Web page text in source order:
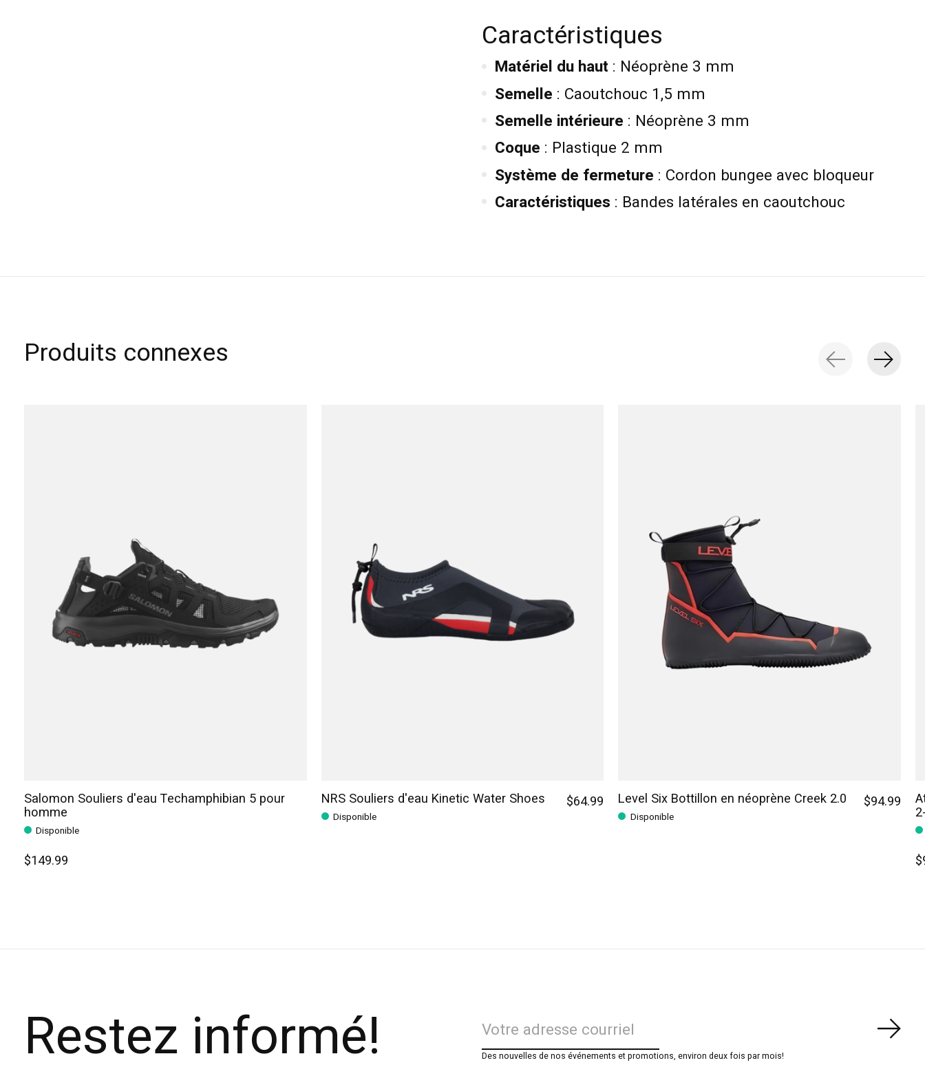
Caractéristiques
Matériel du haut : Néoprène 3 mm
Semelle : Caoutchouc 1,5 mm
Semelle intérieure : Néoprène 3 mm
Coque : Plastique 2 mm
Système de fermeture : Cordon bungee avec bloqueur
Caractéristiques : Bandes latérales en caoutchouc
Produits connexes
Salomon Souliers d'eau Techamphibian 5 pour
homme
Disponible
$149.99
NRS Souliers d'eau Kinetic Water Shoes
Disponible
$64.99 Level Six Bottillon en néoprène Creek 2.0
Disponible
$94.99
Restez informé! Des nouvelles de nos événements et promotions, environ deux fois par mois!